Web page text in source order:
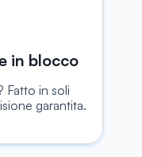
in blocco
Fatto in soli
garantita.